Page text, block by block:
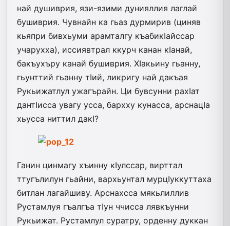
най душиврия, язи-язими дунияллия лаглай
бушиврия. Чувнайн ка гьаз дурмирив (циняв
кьяпри бивхьуми арамталгу къабикIайссар
учарухха), иссиявт­рал ккурч канан кIанай,
бакъухъру канай бушиврия. ХIакьину гьанну,
гьунттий гьанну тIий, ликригу най дакъая
Рукьижатлул ужагърайн. Ци бувсунни рахIат
дантIисса увагу усса, бархху кунасса, арснацIа
хьусса ниттил дакI?
Ганин цинмагу хъинну кIулссар, вирттал
ттугълилун гьайни, вархьунтал мурцIуккуттаха
битлан лагайшиву. Арснахсса мякьлиллив
Рустамлуя гъалгъа тIун ччисса лявкъунни
Рукьижат. Рустамлул суратру, орденну дуккан